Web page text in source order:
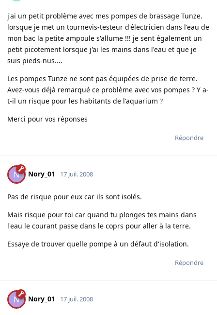
j'ai un petit problème avec mes pompes de brassage Tunze.
lorsque je met un tournevis-testeur d'électricien dans l'eau de
mon bac la petite ampoule s'allume !!! je sent également un
petit picotement lorsque j'ai les mains dans l'eau et que je
suis pieds-nus....
Les pompes Tunze ne sont pas équipées de prise de terre.
Avez-vous déjà remarqué ce problème avec vos pompes ? Y a-
t-il un risque pour les habitants de l'aquarium ?
Merci pour vos réponses
Répondre
N Nory_01 17 juil. 2008
Pas de risque pour eux car ils sont isolés.
Mais risque pour toi car quand tu plonges tes mains dans
l'eau le courant passe dans le coprs pour aller à la terre.
Essaye de trouver quelle pompe à un défaut d'isolation.
Répondre
N Nory_01 17 juil. 2008